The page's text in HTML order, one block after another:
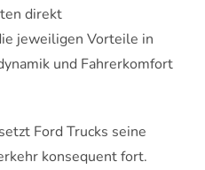
direkt
jeweiligen Vorteile in
und Fahrerkomfort
Ford Trucks seine
konsequent fort.